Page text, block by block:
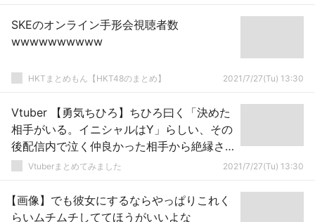
SKEのオンライン手形会視聴者数
wwwwwwwwww
HKTまとめもん【HKT48のまとめ】 2021/7/27(Tu) 13:30
Vtuber 【勇気ちひろ】ちひろ曰く「決めた
相手がいる。イニシャルはY」らしい、その
後配信内で泣く仲良かった相手から絶縁さ
れた「1ヶ月近く、それ以上話し合った」←
Vtuberまとめてみました 2021/7/27(Tu) 13:30
【画像】でも彼女にするならやっぱりこれく
らいムチムチしててほうがいいよな